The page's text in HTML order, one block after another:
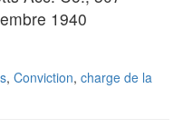
1940
, Conviction, charge de la